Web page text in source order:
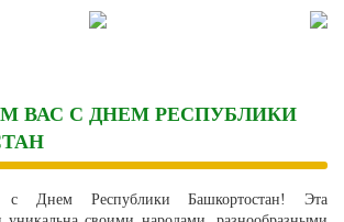
ВАС С ДНЕМ РЕСПУБЛИКИ
с Днем Республики Башкортостан! Эта